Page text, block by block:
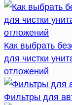
Как выбрать
для чистки
отложений
Фильтры для